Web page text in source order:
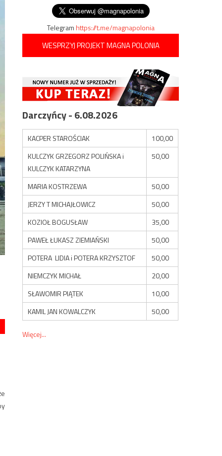
Telegramhttps://t.me/magnapolonia
WESPRZYJ PROJEKT MAGNA POLONIA
Darczyńcy - 6.08.2026
KACPER STAROŚCIAK
100,00
KULCZYK GRZEGORZ POLIŃSKA i
KULCZYK KATARZYNA
50,00
MARIA KOSTRZEWA
50,00
JERZY T MICHAJŁOWICZ
50,00
KOZIOŁ BOGUSŁAW
35,00
PAWEŁ ŁUKASZ ZIEMIAŃSKI
50,00
POTERA LIDIA i POTERA KRZYSZTOF
50,00
NIEMCZYK MICHAŁ
20,00
SŁAWOMIR PIĄTEK
10,00
KAMIL JAN KOWALCZYK
50,00
Więcej...